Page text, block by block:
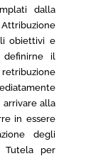
dalla
obiettivi e
definirne il
retribuzione
arrivare alla
in essere
degli
Tutela per